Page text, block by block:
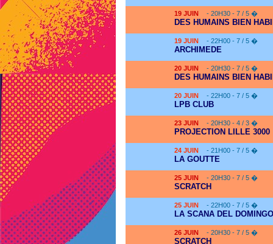
19 JUIN - 20H30 - 7 / 5 �
DES HUMAINS BIEN
19 JUIN - 22H00 - 7 / 5 �
ARCHIMEDE
20 JUIN - 20H30 - 7 / 5 �
DES HUMAINS BIEN
20 JUIN - 22H00 - 7 / 5 �
LPB CLUB
23 JUIN - 20H30 - 4 / 3 �
PROJECTION LILLE 3000
24 JUIN - 21H00 - 7 / 5 �
LA GOUTTE
25 JUIN - 20H30 - 7 / 5 �
SCRATCH
25 JUIN - 22H00 - 7 / 5 �
LA SCANA DEL DOMINGO
26 JUIN - 20H30 - 7 / 5 �
SCRATCH